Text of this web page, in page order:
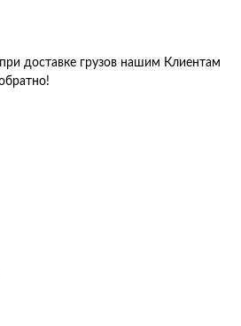
доставке грузов нашим Клиентам